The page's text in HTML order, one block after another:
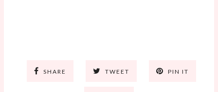
SHARE TWEET PIN IT